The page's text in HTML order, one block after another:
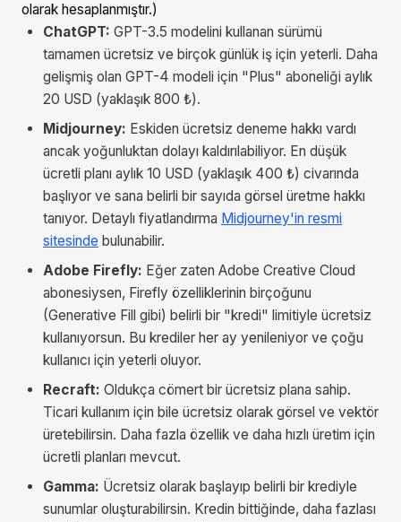
olarak hesaplanmıştır.)
ChatGPT: GPT-3.5 modelini kullanan sürümü
tamamen ücretsiz ve birçok günlük iş için yeterli. Daha
gelişmiş olan GPT-4 modeli için "Plus" aboneliği aylık
20 USD (yaklaşık 800 ₺).
Midjourney: Eskiden ücretsiz deneme hakkı vardı
ancak yoğunluktan dolayı kaldırılabiliyor. En düşük
ücretli planı aylık 10 USD (yaklaşık 400 ₺) civarında
başlıyor ve sana belirli bir sayıda görsel üretme hakkı
tanıyor. Detaylı fiyatlandırma Midjourney'in resmi
sitesinde bulunabilir.
Adobe Firefly: Eğer zaten Adobe Creative Cloud
abonesiysen, Firefly özelliklerinin birçoğunu
(Generative Fill gibi) belirli bir "kredi" limitiyle ücretsiz
kullanıyorsun. Bu krediler her ay yenileniyor ve çoğu
kullanıcı için yeterli oluyor.
Recraft: Oldukça cömert bir ücretsiz plana sahip.
Ticari kullanım için bile ücretsiz olarak görsel ve vektör
üretebilirsin. Daha fazla özellik ve daha hızlı üretim için
ücretli planları mevcut.
Gamma: Ücretsiz olarak başlayıp belirli bir krediyle
sunumlar oluşturabilirsin. Kredin bittiğinde, daha fazlası